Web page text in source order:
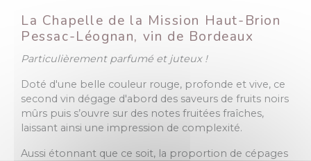
La Chapelle de la Mission Haut-Brion
Pessac-Léognan, vin de Bordeaux
Particulièrement parfumé et juteux !
Doté d'une belle couleur rouge, profonde et vive, ce
second vin dégage d'abord des saveurs de fruits noirs
mûrs puis s’ouvre sur des notes fruitées fraîches,
laissant ainsi une impression de complexité.
Aussi étonnant que ce soit, la proportion de cépages